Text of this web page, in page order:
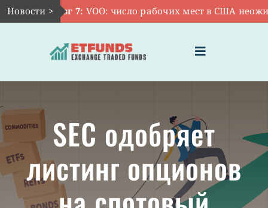
Skip
to
Новости >Авг 7:VOO: число рабочих мест в США
Toggle
Navigation
ЧТО ТАКОЕ ETF
ИНВЕСТИЦИИ В ETF
SEC одобряет
листинг опционов